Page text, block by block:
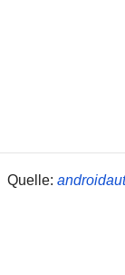
Quelle: